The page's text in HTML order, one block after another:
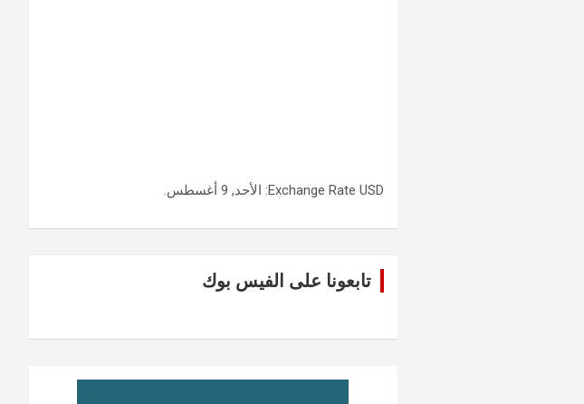
Exchange Rate USD : الأحد, 9 أغسطس.
تابعونا على الفيس بوك